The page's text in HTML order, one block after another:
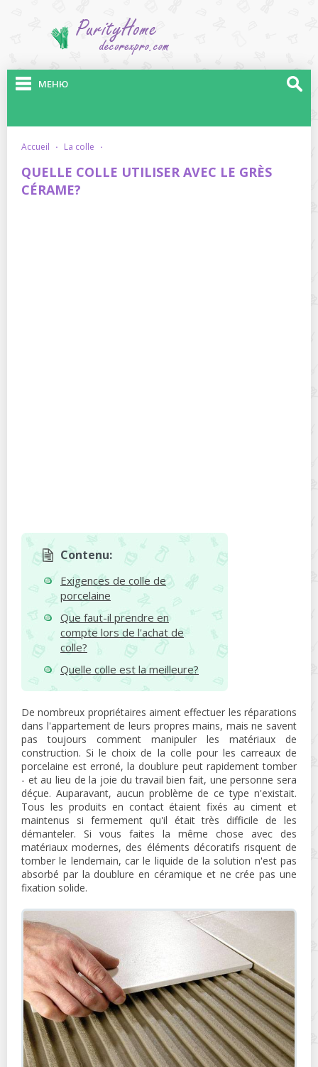
МЕНЮ
accueil · la colle ·
QUELLE COLLE UTILISER AVEC LE GRÈS
CÉRAME?
Contenu:
Exigences de colle de
porcelaine
Que faut-il prendre en
compte lors de l'achat de
colle?
Quelle colle est la meilleure?
De nombreux propriétaires aiment effectuer les réparations
dans l'appartement de leurs propres mains, mais ne savent
pas toujours comment manipuler les matériaux de
construction. Si le choix de la colle pour les carreaux de
porcelaine est erroné, la doublure peut rapidement tomber
- et au lieu de la joie du travail bien fait, une personne sera
déçue. Auparavant, aucun problème de ce type n'existait.
Tous les produits en contact étaient fixés au ciment et
maintenus si fermement qu'il était très difficile de les
démanteler. Si vous faites la même chose avec des
matériaux modernes, des éléments décoratifs risquent de
tomber le lendemain, car le liquide de la solution n'est pas
absorbé par la doublure en céramique et ne crée pas une
fixation solide.